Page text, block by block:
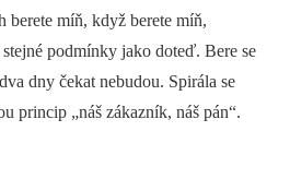
berete míň, když berete míň,
podmínky jako doteď. Bere se
dny čekat nebudou. Spirála se
princip „náš zákazník, náš pán“.